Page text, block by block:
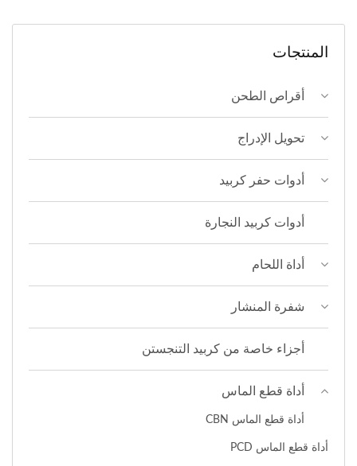
المنتجات
أقراص الطحن
تحويل الإدراج
أدوات حفر كربيد
أدوات كربيد النجارة
أداة اللحام
شفرة المنشار
أجزاء خاصة من كربيد التنجستن
أداة قطع الماس
أداة قطع الماس CBN
أداة قطع الماس PCD